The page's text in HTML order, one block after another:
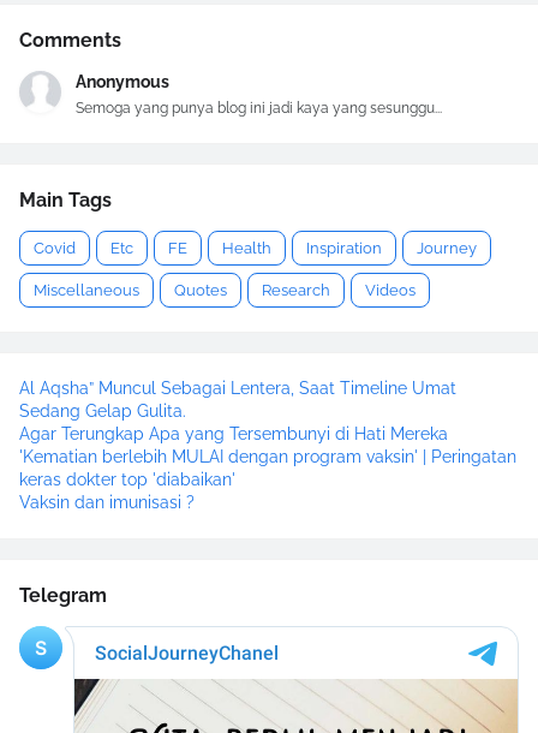
Comments
Anonymous
Semoga yang punya blog ini jadi kaya yang sesunggu...
Main Tags
Covid Etc FE Health Inspiration Journey
Miscellaneous Quotes Research Videos
Al Aqsha” Muncul Sebagai Lentera, Saat Timeline Umat
Sedang Gelap Gulita.
Agar Terungkap Apa yang Tersembunyi di Hati Mereka
'Kematian berlebih MULAI dengan program vaksin' | Peringatan
keras dokter top 'diabaikan'
Vaksin dan imunisasi ?
Telegram